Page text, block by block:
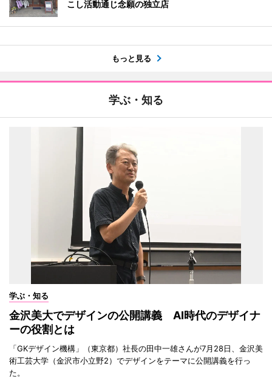
こし活動通じ念願の独立店
もっと見る
学ぶ・知る
学ぶ・知る
金沢美大でデザインの公開講義 AI時代のデザイナ
ーの役割とは
「GKデザイン機構」（東京都）社長の田中一雄さんが7月28日、金沢美
術工芸大学（金沢市小立野2）でデザインをテーマに公開講義を行っ
た。